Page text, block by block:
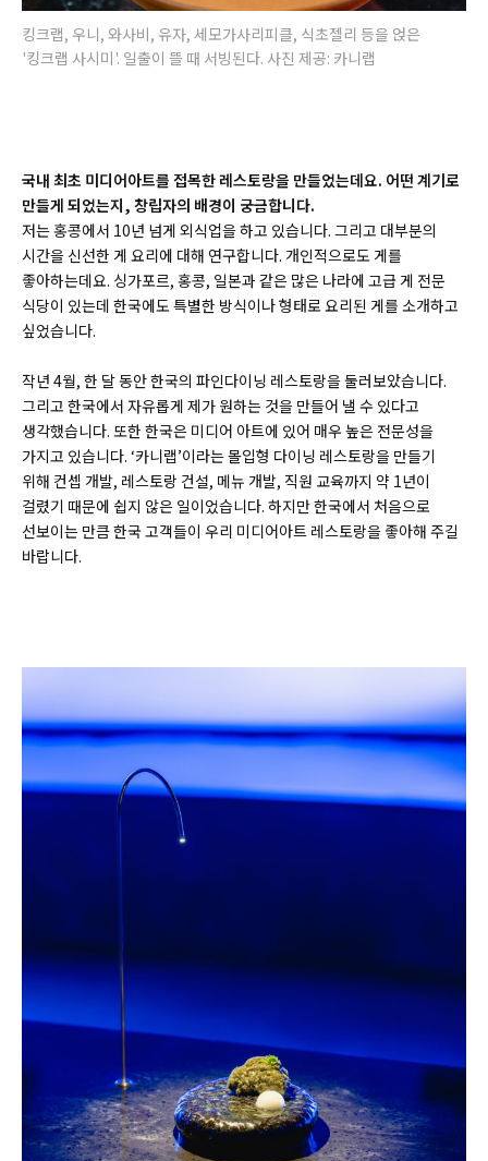
킹크랩, 우니, 와사비, 유자, 세모가사리피클, 식초젤리 등을 얹은
'킹크랩 사시미'. 일출이 뜰 때 서빙된다. 사진 제공: 카니랩
국내 최초 미디어아트를 접목한 레스토랑을 만들었는데요. 어떤 계기로
만들게 되었는지, 창립자의 배경이 궁금합니다.
저는 홍콩에서 10년 넘게 외식업을 하고 있습니다. 그리고 대부분의
시간을 신선한 게 요리에 대해 연구합니다. 개인적으로도 게를
좋아하는데요. 싱가포르, 홍콩, 일본과 같은 많은 나라에 고급 게 전문
식당이 있는데 한국에도 특별한 방식이나 형태로 요리된 게를 소개하고
싶었습니다.
작년 4월, 한 달 동안 한국의 파인다이닝 레스토랑을 둘러보았습니다.
그리고 한국에서 자유롭게 제가 원하는 것을 만들어 낼 수 있다고
생각했습니다. 또한 한국은 미디어 아트에 있어 매우 높은 전문성을
가지고 있습니다. ‘카니랩’이라는 몰입형 다이닝 레스토랑을 만들기
위해 컨셉 개발, 레스토랑 건설, 메뉴 개발, 직원 교육까지 약 1년이
걸렸기 때문에 쉽지 않은 일이었습니다. 하지만 한국에서 처음으로
선보이는 만큼 한국 고객들이 우리 미디어아트 레스토랑을 좋아해 주길
바랍니다.